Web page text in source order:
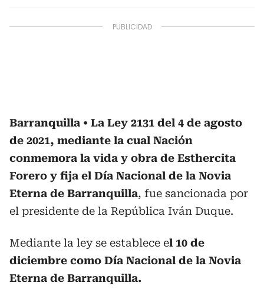
Barranquilla
La Ley 2131 del 4 de agosto
de 2021, mediante la cual Nación
conmemora la vida y obra de Esthercita
Forero y fija el Día Nacional de la Novia
Eterna de Barranquilla, fue sancionada por
el presidente de la República Iván Duque.
Mediante la ley se establece el 10 de
diciembre como Día Nacional de la Novia
Eterna de Barranquilla.